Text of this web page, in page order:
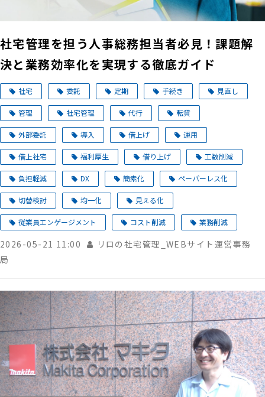
社宅管理を担う人事総務担当者必見！課題解
決と業務効率化を実現する徹底ガイド
社宅 委託 定期 手続き 見直し
管理 社宅管理 代行 転貸
外部委託 導入 借上げ 運用
借上社宅 福利厚生 借り上げ 工数削減
負担軽減 DX 簡素化 ペーパーレス化
切替検討 均一化 見える化
従業員エンゲージメント コスト削減 業務削減
2026-05-21 11:00
リロの社宅管理_WEBサイト運営事務
局